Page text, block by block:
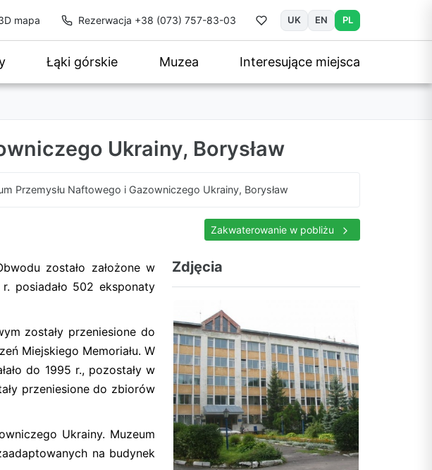
mapa Rezerwacja +38 (073) 757-83-03 UK EN PL
Łąki górskie Muzea Interesujące miejsca
Ukrainy, Borysław
Przemysłu Naftowego i Gazowniczego Ukrainy, Borysław
Zakwaterowanie w pobliżu
zostało założone w
posiadało 502 eksponaty
zostały przeniesione do
Miejskiego Memoriału. W
do 1995 r., pozostały w
przeniesione do zbiorów
Ukrainy. Muzeum
na budynek
Zdjęcia